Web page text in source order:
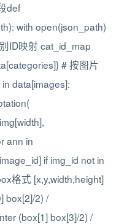
def
with open(json_path)
ID映射 cat_id_map
# 按图片
data[images]:
ann in
if img_id not in
格式 [x,y,width,height]
box[2]/2) /
(box[1] box[3]/2) /